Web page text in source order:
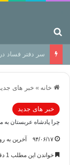
سر دفتر فساد
خانه » خبر های
خبر های جدید
چرا پادشاه عربستان
۹۴/۰۶/۱۷ آخرین به روز
خواندن این مطلب 1 دقیقه زمان میبرد